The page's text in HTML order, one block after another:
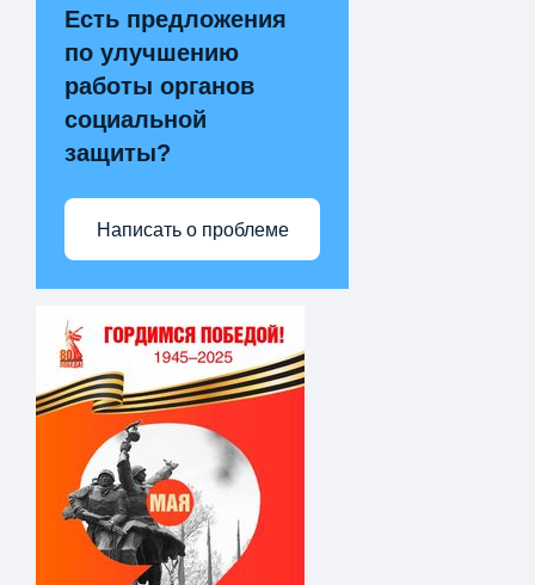
Есть предложения
по улучшению
работы органов
социальной
защиты?
Написать о проблеме